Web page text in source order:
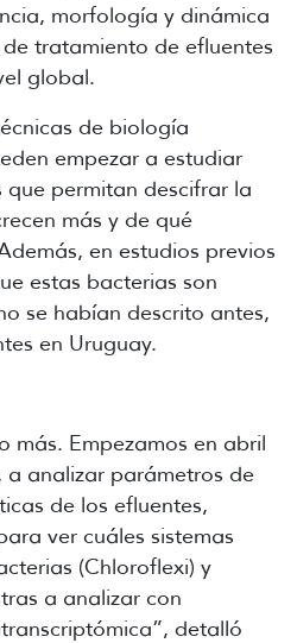
morfología y dinámica
tratamiento de efluentes
global.
de biología
empezar a estudiar
permitan descifrar la
más y de qué
en estudios previos
estas bacterias son
se habían descrito antes,
en Uruguay.
más. Empezamos en abril
a analizar parámetros de
de los efluentes,
ver cuáles sistemas
(Chloroflexi) y
a analizar con
detalló